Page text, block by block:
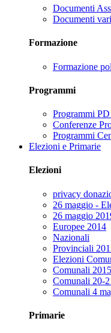
Documenti
Documenti
Formazione
Formazione
Programmi
Programmi
Conferenze
Programmi
Elezioni e Primarie
Elezioni
privacy
26 maggio -
26 maggio
Europee 2014
Nazionali
Provinciali
Elezioni
Comunali 2015
Comunali 20-
Comunali 4
Primarie